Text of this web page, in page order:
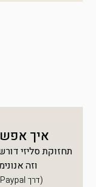
איך
תחזוקת סליזי
וזה
(דרך Paypal, בצורה מאובטחת, אנונימית ומהירה)